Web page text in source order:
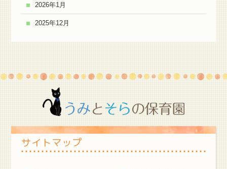
2026年1月
2025年12月
サイトマップ